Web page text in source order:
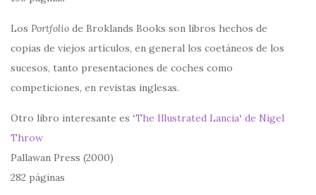
Los Portfolio de Broklands Books son libros hechos de
copias de viejos artículos, en general los coetáneos de los
sucesos, tanto presentaciones de coches como
competiciones, en revistas inglesas.
Otro libro interesante es ‘The Illustrated Lancia‘ de Nigel
Throw
Pallawan Press (2000)
282 páginas